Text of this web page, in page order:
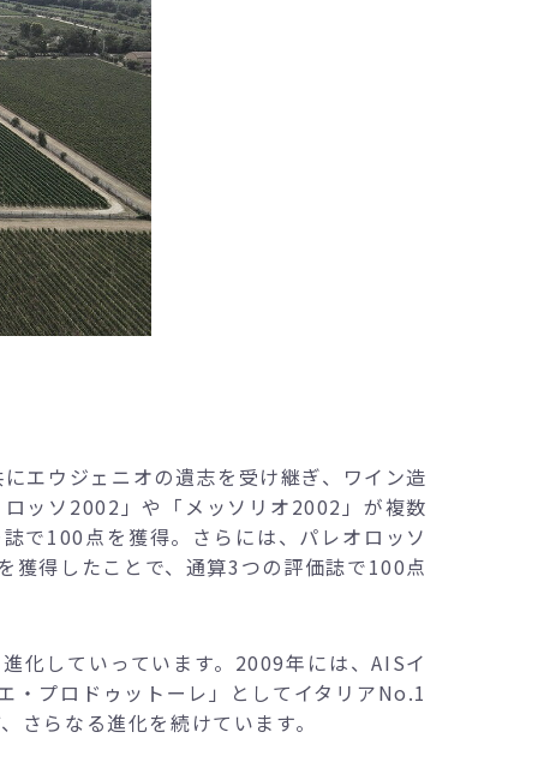
エウジェニオの遺志を受け継ぎ、ワイン造
ッソ2002」や「メッソリオ2002」が複数
で100点を獲得。さらには、パレオロッソ
得したことで、通算3つの評価誌で100点
化していっています。2009年には、AISイ
・プロドゥットーレ」としてイタリアNo.1
さらなる進化を続けています。